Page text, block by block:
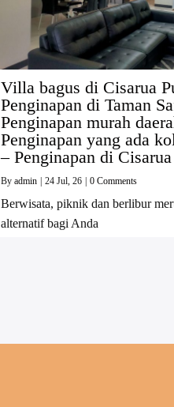
Villa bagus di Cisarua
Penginapan di Taman
Penginapan murah
Penginapan yang ada
– Penginapan di
By admin 24 Jul, 26 0 Comments
Berwisata, piknik dan berlibur
alternatif bagi Anda